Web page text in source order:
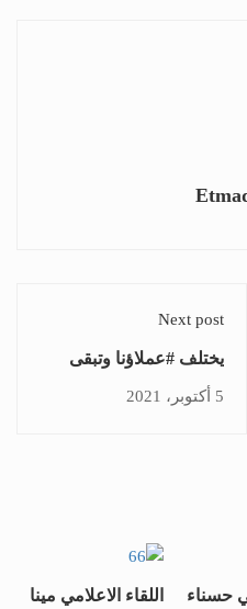
Next post
يختلف #عملاؤنا وتبقى
القيمة الحقيقية هي
5 أكتوبر، 2021
حسناء
اللقاء الاعلامي مينا